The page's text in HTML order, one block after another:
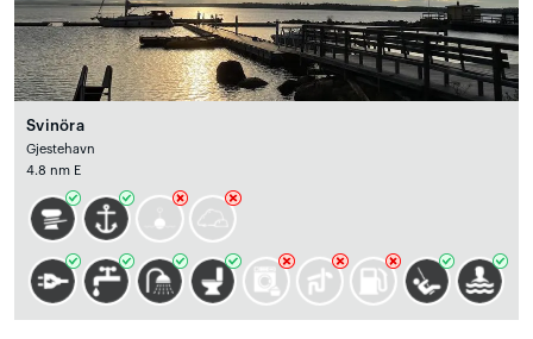
Svinöra
Gjestehavn
4.8 nm E